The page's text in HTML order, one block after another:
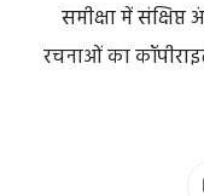
समीक्षा में
रचनाओं का